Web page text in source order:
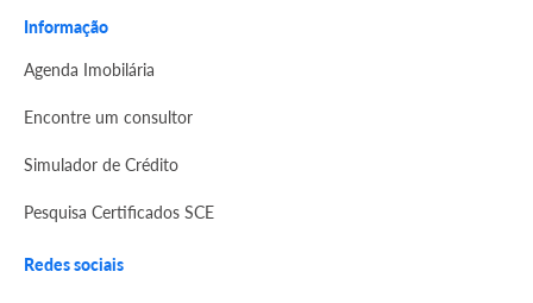
Informação
Agenda Imobilária
Encontre um consultor
Simulador de Crédito
Pesquisa Certificados SCE
Redes sociais